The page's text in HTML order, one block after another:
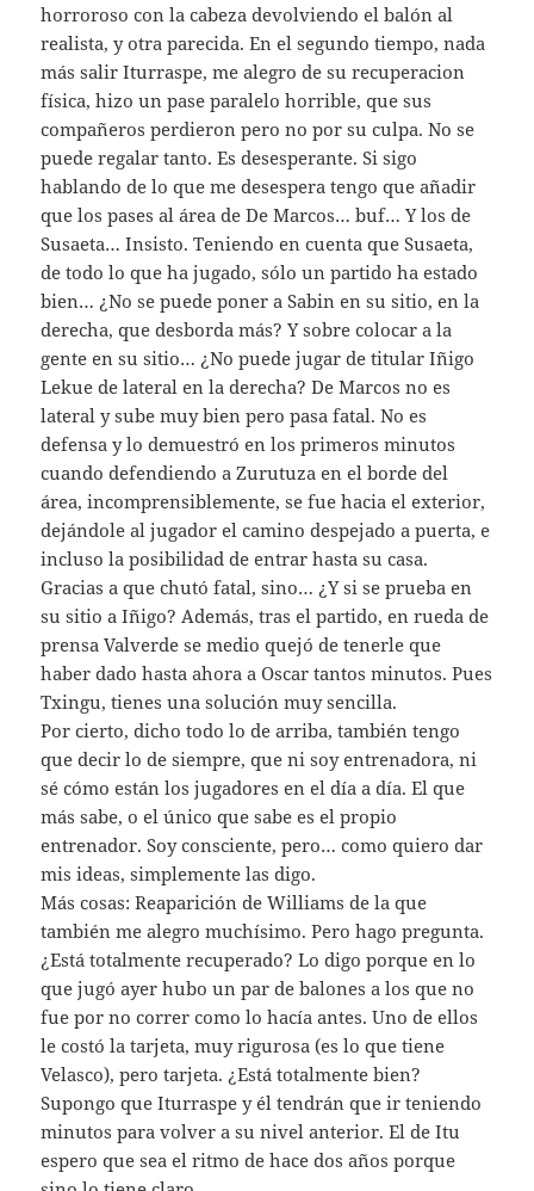
horroroso con la cabeza devolviendo el balón al
realista, y otra parecida. En el segundo tiempo, nada
más salir Iturraspe, me alegro de su recuperacion
física, hizo un pase paralelo horrible, que sus
compañeros perdieron pero no por su culpa. No se
puede regalar tanto. Es desesperante. Si sigo
hablando de lo que me desespera tengo que añadir
que los pases al área de De Marcos… buf… Y los de
Susaeta… Insisto. Teniendo en cuenta que Susaeta,
de todo lo que ha jugado, sólo un partido ha estado
bien… ¿No se puede poner a Sabin en su sitio, en la
derecha, que desborda más? Y sobre colocar a la
gente en su sitio… ¿No puede jugar de titular Iñigo
Lekue de lateral en la derecha? De Marcos no es
lateral y sube muy bien pero pasa fatal. No es
defensa y lo demuestró en los primeros minutos
cuando defendiendo a Zurutuza en el borde del
área, incomprensiblemente, se fue hacia el exterior,
dejándole al jugador el camino despejado a puerta, e
incluso la posibilidad de entrar hasta su casa.
Gracias a que chutó fatal, sino… ¿Y si se prueba en
su sitio a Iñigo? Además, tras el partido, en rueda de
prensa Valverde se medio quejó de tenerle que
haber dado hasta ahora a Oscar tantos minutos. Pues
Txingu, tienes una solución muy sencilla.
Por cierto, dicho todo lo de arriba, también tengo
que decir lo de siempre, que ni soy entrenadora, ni
sé cómo están los jugadores en el día a día. El que
más sabe, o el único que sabe es el propio
entrenador. Soy consciente, pero… como quiero dar
mis ideas, simplemente las digo.
Más cosas: Reaparición de Williams de la que
también me alegro muchísimo. Pero hago pregunta.
¿Está totalmente recuperado? Lo digo porque en lo
que jugó ayer hubo un par de balones a los que no
fue por no correr como lo hacía antes. Uno de ellos
le costó la tarjeta, muy rigurosa (es lo que tiene
Velasco), pero tarjeta. ¿Está totalmente bien?
Supongo que Iturraspe y él tendrán que ir teniendo
minutos para volver a su nivel anterior. El de Itu
espero que sea el ritmo de hace dos años porque